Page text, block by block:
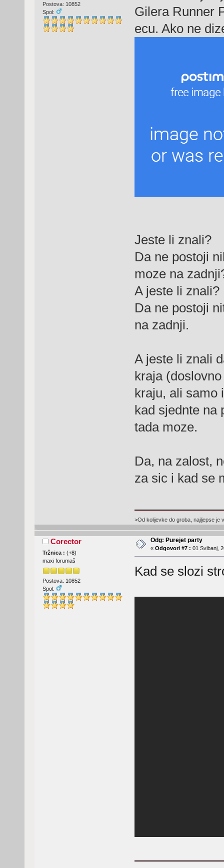
Postova: 10852
Spol:
Gilera Runner
ecu. Ako ne
Jeste li znali?
Da ne postoji
moze na
A jeste li znali?
Da ne postoji
na zadnji.
A jeste li znali
kraja
kraju, ali samo
kad sjednte na
tada moze.
Da, na zalost,
za sic i kad se
>Od kolijevke do groba, najljepse je
Corector
Tržnica : (+8)
maxi forumaš
Postova: 10852
Spol:
Odg: Purejet party
« Odgovori #7 : 01 Svibanj,
Kad se slozi